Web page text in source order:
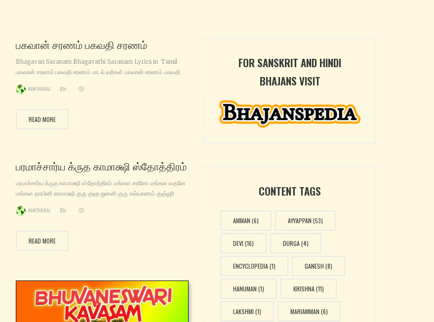
பகவான் சரணம் பகவதி சரணம்
Bhagavan Saranam Bhagavathi Saranam Lyrics in Tamil
பகவான் சரணம் பகவதி சரணம் பாடல் வரிகள் பகவான் சரணம் பகவதி
சரணம் பகவான் சரணம் சரணம் சரணம் ஐயப்பா பகவானே பகவதியே
KANTHARAJ
READ MORE
பரமாச்சார்ய க்ருத காமாக்ஷி ஸ்தோத்திரம்
பரமாச்சார்ய க்ருத காமாக்ஷி ஸ்தோத்திரம் மங்கள சரணே மங்கள வதனே
மங்கள தாயினி காமாக்ஷி குரு குஹ ஜனனி குரு கல்யாணம் குஞ்ஜரி
காமாக்ஷி குரு குஹ ஜனனி குரு கல்யாணம் குஞ்ஜரி ஜனனி காமாக்ஷி
KANTHARAJ
READ MORE
FOR SANSKRIT AND HINDI
BHAJANS VISIT
CONTENT TAGS
AMMAN (6) AYYAPPAN (53)
DEVI (16) DURGA(4)
ENCYCLOPEDIA(1) GANESH (8)
HANUMAN (1) KRISHNA(11)
LAKSHMI (1) MARIAMMAN (6)